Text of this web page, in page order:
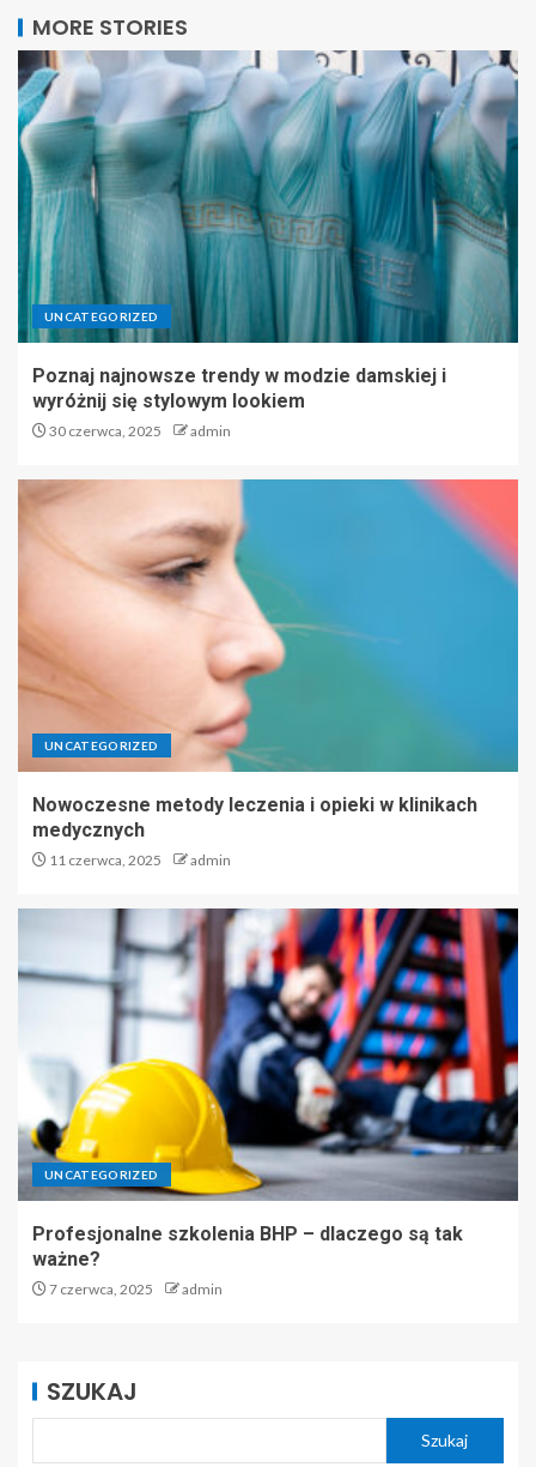
MORE STORIES
UNCATEGORIZED
Poznaj najnowsze trendy w modzie damskiej i
wyróżnij się stylowym lookiem
30 czerwca, 2025 admin
UNCATEGORIZED
Nowoczesne metody leczenia i opieki w klinikach
medycznych
11 czerwca, 2025 admin
UNCATEGORIZED
Profesjonalne szkolenia BHP – dlaczego są tak
ważne?
7 czerwca, 2025 admin
SZUKAJ
Szukaj